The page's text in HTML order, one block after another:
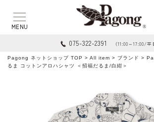
075-322-2391 （11:00～17:00/平
Pagong ネットショップ TOP > All item > ブランド >
るま コットンアロハシャツ ＜招福だるま/白紺＞